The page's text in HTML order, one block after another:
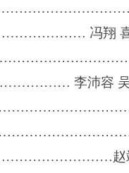
冯翔 喜饶
李沛容 吴
赵靖